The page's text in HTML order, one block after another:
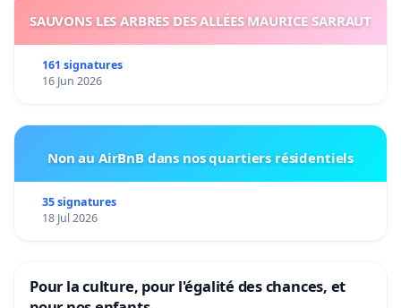
SAUVONS LES ARBRES DES ALLÉES MAURICE SARRAUT
161 signatures
16 Jun 2026
Non au AirBnB dans nos quartiers résidentiels
35 signatures
18 Jul 2026
Pour la culture, pour l'égalité des chances, et